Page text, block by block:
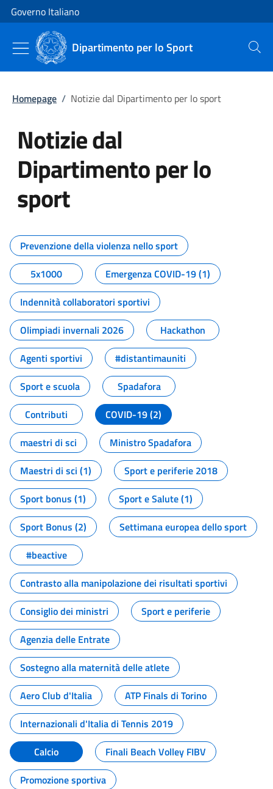
Vai al contenuto
Vai alla navigazione del sito
Governo Italiano
Dipartimento per lo Sport Cerca
Homepage / Notizie dal Dipartimento per lo sport
Notizie dal
Dipartimento per lo
sport
Tutti i contenuti della pagina
Prevenzione della violenza nello sport
5x1000
Emergenza COVID-19 (1)
Indennità collaboratori sportivi
Olimpiadi invernali 2026
Hackathon
Agenti sportivi
#distantimauniti
Sport e scuola
Spadafora
Contributi
COVID-19 (2)
maestri di sci
Ministro Spadafora
Maestri di sci (1)
Sport e periferie 2018
Sport bonus (1)
Sport e Salute (1)
Sport Bonus (2)
Settimana europea dello sport
#beactive
Contrasto alla manipolazione dei risultati sportivi
Consiglio dei ministri
Sport e periferie
Agenzia delle Entrate
Sostegno alla maternità delle atlete
Aero Club d'Italia
ATP Finals di Torino
Internazionali d'Italia di Tennis 2019
Calcio
Finali Beach Volley FIBV
Promozione sportiva